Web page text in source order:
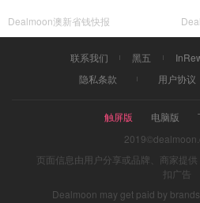
Dealmoon澳新省钱快报
联系我们 黑五
隐私条款
用户协议
触屏版 电脑版
页面信息由用户分享或品牌、商家提
扣广告
Dealmoon may get paid by